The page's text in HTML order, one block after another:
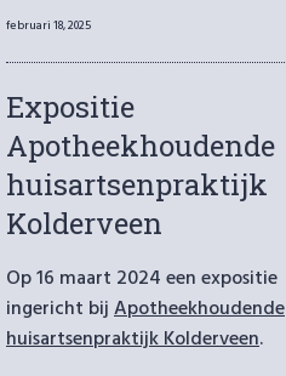
Geplaatst
februari 18, 2025
Expositie
Apotheekhoudende
huisartsenpraktijk
Kolderveen
Op 16 maart 2024 een expositie
ingericht bijApotheekhoudende
huisartsenpraktijk Kolderveen.